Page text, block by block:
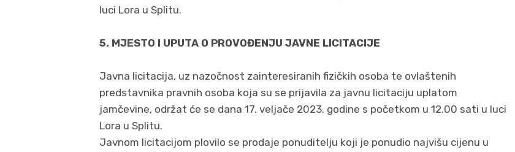
luci Lora u Splitu.
5. MJESTO I UPUTA O PROVOĐENJU JAVNE LICITACIJE
Javna licitacija, uz nazočnost zainteresiranih fizičkih osoba te ovlaštenih
predstavnika pravnih osoba koja su se prijavila za javnu licitaciju uplatom
jamčevine, održat će se dana 17. veljače 2023. godine s početkom u 12.00 sati u luci
Lora u Splitu.
Javnom licitacijom plovilo se prodaje ponuditelju koji je ponudio najvišu cijenu u